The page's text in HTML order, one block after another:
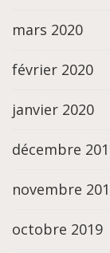
mars 2020
février 2020
janvier 2020
décembre
novembre
octobre 2019